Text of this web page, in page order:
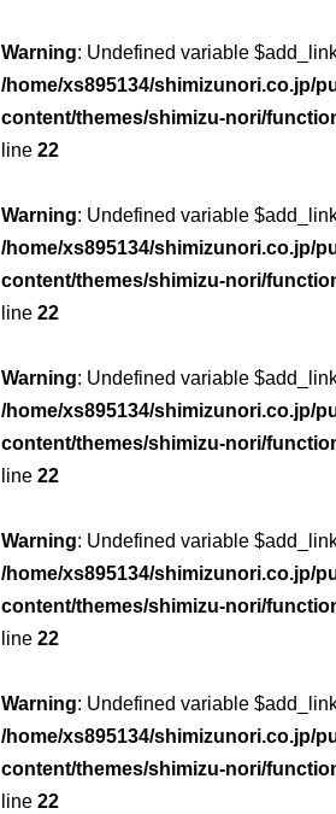
Warning: Undefined variable
/home/xs895134/shimizunori.co.jp/
content/themes/shimizu-nori/
line 22
Warning: Undefined variable
/home/xs895134/shimizunori.co.jp/
content/themes/shimizu-nori/
line 22
Warning: Undefined variable
/home/xs895134/shimizunori.co.jp/
content/themes/shimizu-nori/
line 22
Warning: Undefined variable
/home/xs895134/shimizunori.co.jp/
content/themes/shimizu-nori/
line 22
Warning: Undefined variable
/home/xs895134/shimizunori.co.jp/
content/themes/shimizu-nori/
line 22